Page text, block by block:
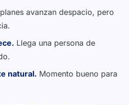
avanzan despacio, pero
Llega una persona de
natural. Momento bueno para